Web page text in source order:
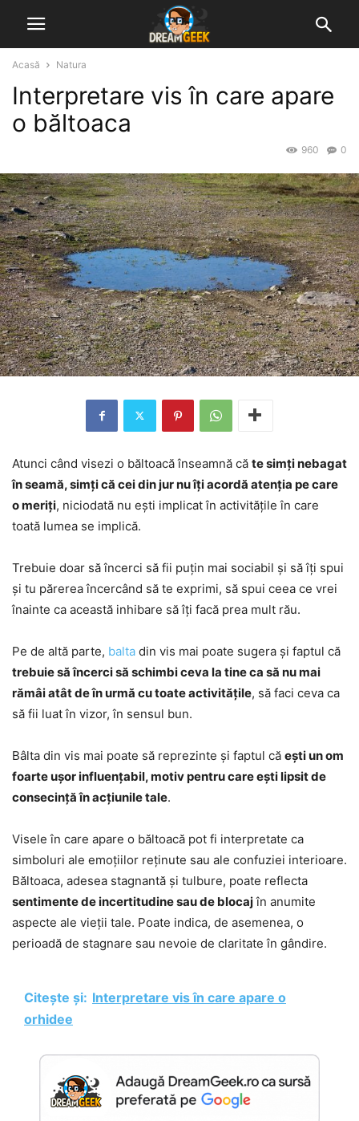
Acasă Natura
Interpretare vis în care apare
o băltoaca
0
960
Atunci când visezi o băltoacă înseamnă că te simți nebagat
în seamă, simți că cei din jur nu îți acordă atenția pe care
o meriți, niciodată nu ești implicat în activitățile în care
toată lumea se implică.
Trebuie doar să încerci să fii puțin mai sociabil și să îți spui
și tu părerea încercând să te exprimi, să spui ceea ce vrei
înainte ca această inhibare să îți facă prea mult rău.
Pe de altă parte, balta din vis mai poate sugera și faptul că
trebuie să încerci să schimbi ceva la tine ca să nu mai
rămâi atât de în urmă cu toate activitățile, să faci ceva ca
să fii luat în vizor, în sensul bun.
Bâlta din vis mai poate să reprezinte și faptul că ești un om
foarte ușor influențabil, motiv pentru care ești lipsit de
consecință în acțiunile tale.
Visele în care apare o băltoacă pot fi interpretate ca
simboluri ale emoțiilor reținute sau ale confuziei interioare.
Băltoaca, adesea stagnantă și tulbure, poate reflecta
sentimente de incertitudine sau de blocajîn anumite
aspecte ale vieții tale. Poate indica, de asemenea, o
perioadă de stagnare sau nevoie de claritate în gândire.
Citește și: Interpretare vis în care apare o
orhidee